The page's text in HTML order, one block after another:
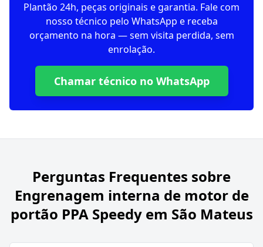
Plantão 24h, peças originais e garantia. Fale com
nosso técnico pelo WhatsApp e receba
orçamento na hora — sem visita perdida, sem
enrolação.
Chamar técnico no WhatsApp
Perguntas Frequentes sobre
Engrenagem interna de motor de
portão PPA Speedy em São Mateus